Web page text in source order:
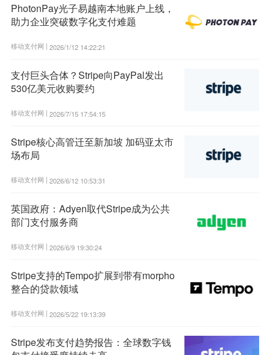
PhotonPay光子易越南本地账户上线，
助力企业突破数字化支付难题
移动支付网 | 2026/1/12 14:22:21
支付巨头合体？Stripe向PayPal发出
530亿美元收购要约
移动支付网 | 2026/7/15 17:54:15
Stripe核心高管迁至新加坡 加码亚太市
场布局
移动支付网 | 2026/6/12 10:53:31
英国政府：Adyen取代Stripe成为公共
部门支付服务商
移动支付网 | 2026/6/9 19:30:24
Stripe支持的Tempo扩展到带有morpho
整合的贷款领域
移动支付网 | 2026/5/22 19:13:39
Stripe发布支付趋势报告：全球数字钱